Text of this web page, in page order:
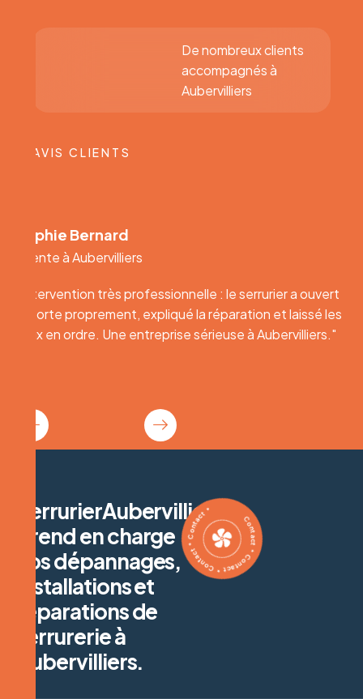
De nombreux clients
accompagnés à
Aubervilliers
AVIS CLIENTS
: le serrurier a ouvert
réparation et laissé les
à Aubervilliers."
"Intervention très professionnelle
la porte proprement, expliqué la
lieux en ordre. Une entreprise
SerrurierAubervilliers.fr
prend en charge
vos dépannages,
installations et
réparations de
serrurerie à
Aubervilliers.
Contact * Contact * Contact * Contact *